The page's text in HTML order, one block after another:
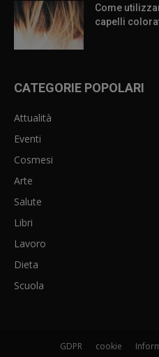
Come
capelli
CATEGORIE POPOLARI
Attualità
Eventi
Cosmesi
Arte
Salute
Libri
Lavoro
Dieta
Scuola
GDPR cookie